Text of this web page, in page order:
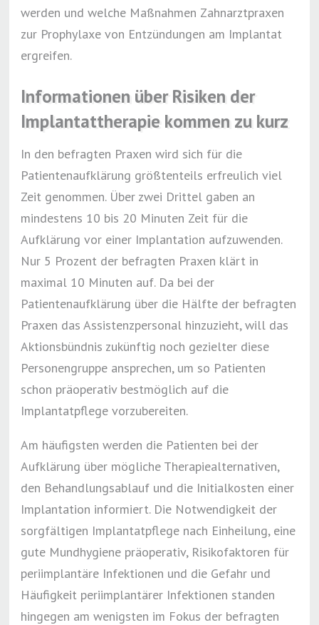
werden und welche Maßnahmen Zahnarztpraxen
zur Prophylaxe von Entzündungen am Implantat
ergreifen.
Informationen über Risiken der
Implantattherapie kommen zu kurz
In den befragten Praxen wird sich für die
Patientenaufklärung größtenteils erfreulich viel
Zeit genommen. Über zwei Drittel gaben an
mindestens 10 bis 20 Minuten Zeit für die
Aufklärung vor einer Implantation aufzuwenden.
Nur 5 Prozent der befragten Praxen klärt in
maximal 10 Minuten auf. Da bei der
Patientenaufklärung über die Hälfte der befragten
Praxen das Assistenzpersonal hinzuzieht, will das
Aktionsbündnis zukünftig noch gezielter diese
Personengruppe ansprechen, um so Patienten
schon präoperativ bestmöglich auf die
Implantatpflege vorzubereiten.
Am häufigsten werden die Patienten bei der
Aufklärung über mögliche Therapiealternativen,
den Behandlungsablauf und die Initialkosten einer
Implantation informiert. Die Notwendigkeit der
sorgfältigen Implantatpflege nach Einheilung, eine
gute Mundhygiene präoperativ, Risikofaktoren für
periimplantäre Infektionen und die Gefahr und
Häufigkeit periimplantärer Infektionen standen
hingegen am wenigsten im Fokus der befragten